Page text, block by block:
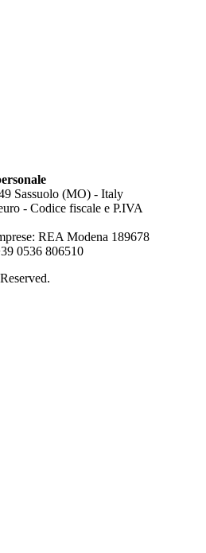
Sassuolo (MO) - Italy
- Codice fiscale e P.IVA
REA Modena 189678
0536 806510